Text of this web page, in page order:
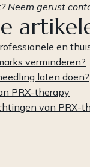
Neem gerust
en
verminderen?
laten doen?
PRX-therapy
van PRX-